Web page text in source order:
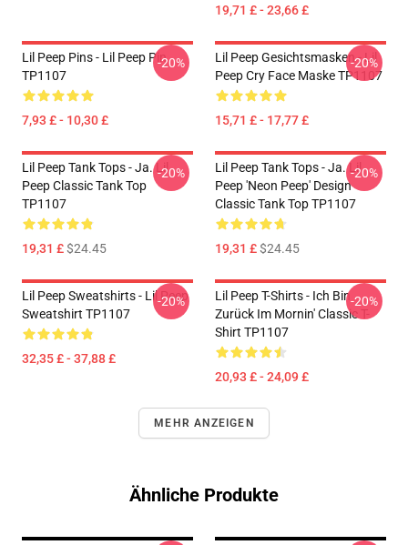
19,71 £ - 23,66 £
Lil Peep Pins - Lil Peep Pin
TP1107
7,93 £ - 10,30 £
-20%
Lil Peep Gesichtsmasken - Lil
Peep Cry Face Maske TP1107
15,71 £ - 17,77 £
-20%
Lil Peep Tank Tops - Ja. Lil
Peep Classic Tank Top
TP1107
19,31 £$24.45
-20%
Lil Peep Tank Tops - Ja. Lil
Peep 'Neon Peep' Design
Classic Tank Top TP1107
19,31 £$24.45
-20%
Lil Peep Sweatshirts - Lil Peep
Sweatshirt TP1107
32,35 £ - 37,88 £
-20%
Lil Peep T-Shirts - Ich Bin
Zurück Im Mornin' Classic T-
Shirt TP1107
20,93 £ - 24,09 £
-20%
MEHR ANZEIGEN
Ähnliche Produkte